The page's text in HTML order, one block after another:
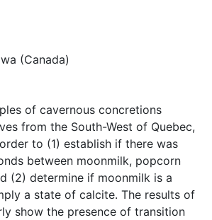
(Canada)
of cavernous concretions
from the South-West of Quebec,
to (1) establish if there was
between moonmilk, popcorn
(2) determine if moonmilk is a
a state of calcite. The results of
show the presence of transition